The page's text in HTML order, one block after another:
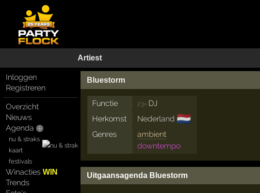
Artiest
Inloggen
Registreren
Overzicht
Nieuws
Agenda
nu & straks
kaart
festivals
WinactiesWIN
Trends
Bluestorm
Functie 23× DJ
Herkomst
Nederland 🇳🇱
Genres
ambient
downtempo
Uitgaansagenda Bluestorm